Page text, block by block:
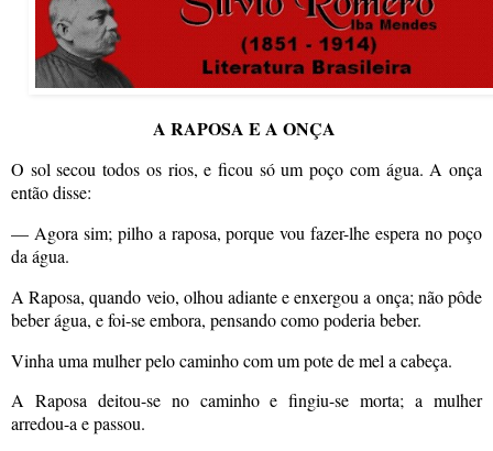
A RAPOSA E A ONÇA
O sol secou todos os rios, e ficou só um poço com água. A onça
então disse:
— Agora sim; pilho a raposa, porque vou fazer-lhe espera no poço
da água.
A Raposa, quando veio, olhou adiante e enxergou a onça; não pôde
beber água, e foi-se embora, pensando como poderia beber.
Vinha uma mulher pelo caminho com um pote de mel a cabeça.
A Raposa deitou-se no caminho e fingiu-se morta; a mulher
arredou-a e passou.